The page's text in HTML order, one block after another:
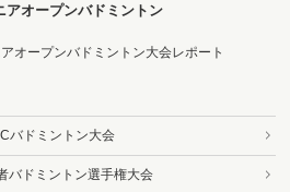
アオープンバドミントン
オープンバドミントン大会レポート
バドミントン大会
バドミントン選手権大会